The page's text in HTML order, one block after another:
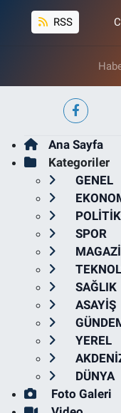
RSS
Ana Sayfa
Kategoriler
GENEL
SPOR
SAĞLIK
ASAYİŞ
YEREL
DÜNYA
Foto Galeri